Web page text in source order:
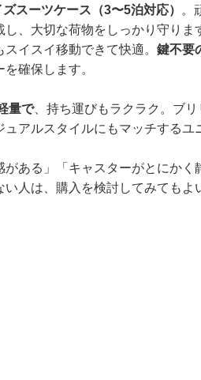
スーツケース（3〜5泊対応）
。
、大切な荷物をしっかり守り
イスイ移動できて快適。 鍵不要
確保します。
量で、持ち運びもラクラク。ブ
アルスタイルにもマッチするユ
ある」「キャスターがとにか
人は、購入を検討してみてもよ